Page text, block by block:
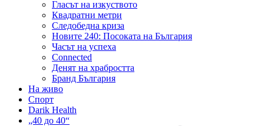
Гласът на изкуството
Квадратни метри
Следобедна криза
Новите 240: Посоката на България
Часът на успеха
Connected
Денят на храбростта
Бранд България
На живо
Спорт
Darik Health
„40 до 40“